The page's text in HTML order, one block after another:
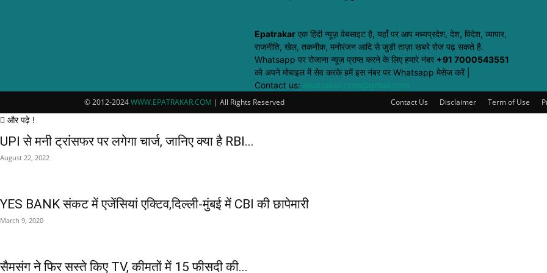
Epatrakar एक हिंदी न्यूज़ वेबसाइट है, यहाँ पर आप मध्यप्रदेश, देश, विदेश, व्यापार,
राजनीति, खेल, तकनीक, मनोरंजन आदि से जुडी ताज़ा खबरे रोज पढ़ सकते है.
Whatsapp पर रोजाना न्यूज़ प्राप्त करने के लिए हमारे नंबर +91 7000543551
को अपने मोबाइल में सेव करके हमें इस नंबर पर Whatsapp मेसेज करें |
Contact us: epatrakar.com@gmail.com
Contact Us Disclaimer Term of Use
© 2012-2024WWW.EPATRAKAR.COM | All Rights Reserved
और पढ़े !
UPI से मनी ट्रांसफर पर लगेगा चार्ज, जानिए क्या है RBI...
August 22, 2022
YES BANK संकट में एजेंसियां एक्टिव,दिल्ली-मुंबई में CBI की छापेमारी
March 9, 2020
सैमसंग ने फिर सस्ते किए TV, कीमतों में 15 फीसदी की...